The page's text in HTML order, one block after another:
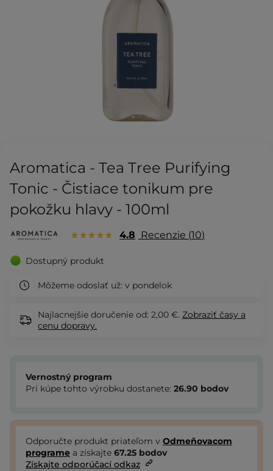
Aromatica - Tea Tree Purifying
Tonic - Čistiace tonikum pre
pokožku hlavy - 100ml
4.8 Recenzie 10
Dostupný produkt
Môžeme odoslať už: v pondelok
Najlacnejšie doručenie od: 2,00 €. Zobraziť časy a
cenu dopravy.
Vernostný program
Pri kúpe tohto výrobku dostanete: 26.90 bodov
Odporučte produkt priateľom v Odmeňovacom
programe a získajte 67.25 bodov
Získajte odporúčací odkaz